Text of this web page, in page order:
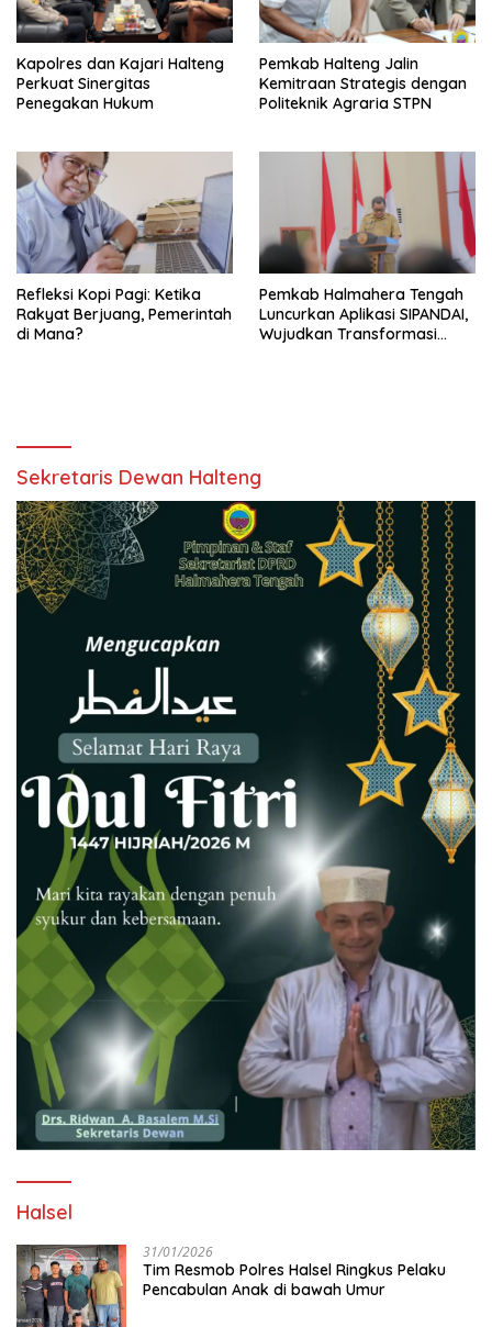
Kapolres dan Kajari Halteng
Perkuat Sinergitas
Penegakan Hukum
Pemkab Halteng Jalin
Kemitraan Strategis dengan
Politeknik Agraria STPN
Refleksi Kopi Pagi: Ketika
Rakyat Berjuang, Pemerintah
di Mana?
Pemkab Halmahera Tengah
Luncurkan Aplikasi SIPANDAI,
Wujudkan Transformasi
Sekretaris Dewan Halteng
Halsel
31/01/2026
Tim Resmob Polres Halsel Ringkus Pelaku
Pencabulan Anak di bawah Umur